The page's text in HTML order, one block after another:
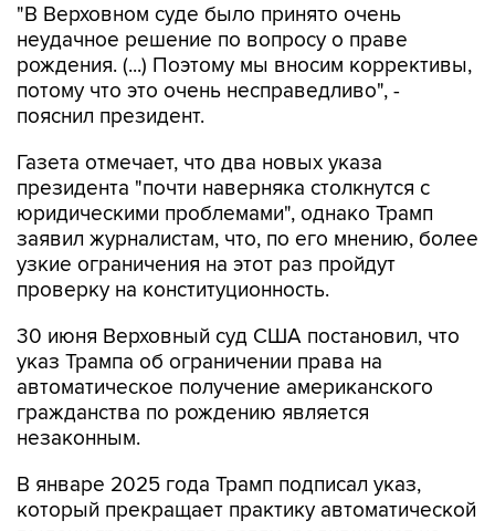
"В Верховном суде было принято очень
неудачное решение по вопросу о праве
рождения. (...) Поэтому мы вносим коррективы,
потому что это очень несправедливо", -
пояснил президент.
Газета отмечает, что два новых указа
президента "почти наверняка столкнутся с
юридическими проблемами", однако Трамп
заявил журналистам, что, по его мнению, более
узкие ограничения на этот раз пройдут
проверку на конституционность.
30 июня Верховный суд США постановил, что
указ Трампа об ограничении права на
автоматическое получение американского
гражданства по рождению является
незаконным.
В январе 2025 года Трамп подписал указ,
который прекращает практику автоматической